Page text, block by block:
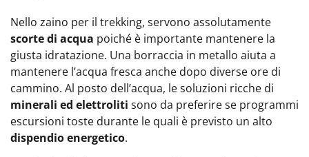
Nello zaino per il trekking, servono assolutamente
scorte di acqua poiché è importante mantenere la
giusta idratazione. Una borraccia in metallo aiuta a
mantenere l’acqua fresca anche dopo diverse ore di
cammino. Al posto dell’acqua, le soluzioni ricche di
minerali ed elettroliti sono da preferire se programmi
escursioni toste durante le quali è previsto un alto
dispendio energetico.